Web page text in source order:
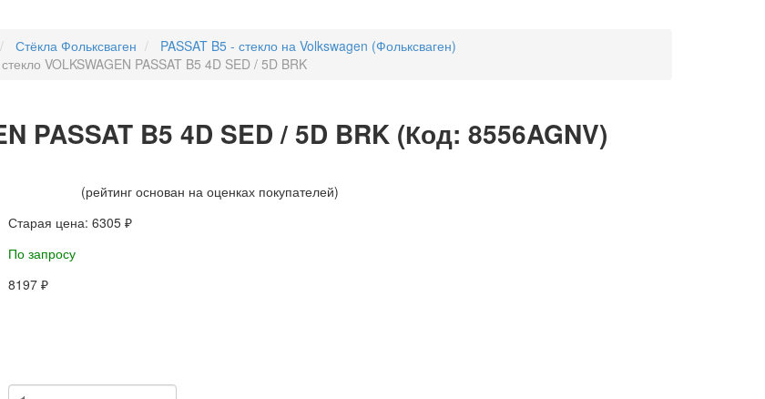
Стёкла Фольксваген
PASSAT B5 - стекло на Volkswagen (Фольксваген)
VOLKSWAGEN PASSAT B5 4D SED / 5D BRK
PASSAT B5 4D SED / 5D BRK (Код: 8556AGNV)
(рейтинг основан на оценках покупателей)
Старая цена: 6305 ₽
По запросу
8197 ₽